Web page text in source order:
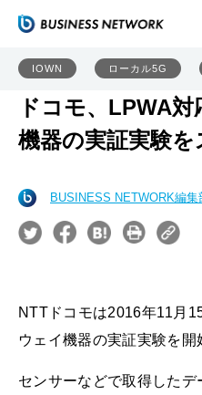
IOWN ローカル5G
ドコモ、LPWA
機器の実証実験を
BUSINESS NETWORK編集
NTTドコモは2016年11月
ウェイ機器の実証実験を開
センサーなどで取得した